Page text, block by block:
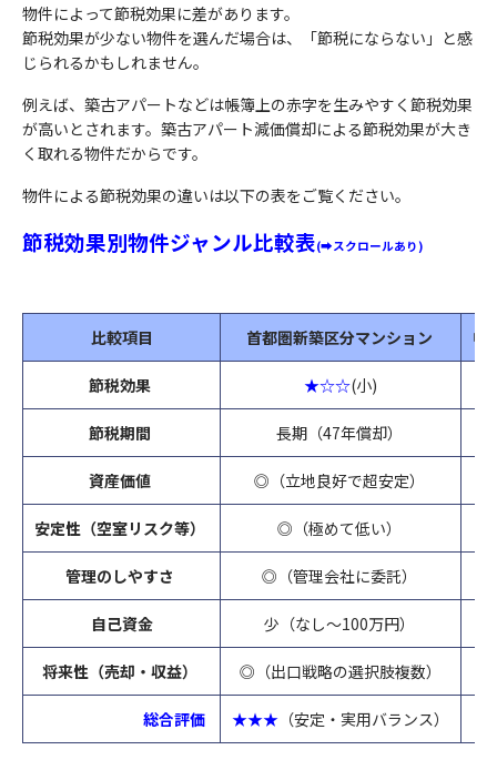
物件によって節税効果に差があります。
節税効果が少ない物件を選んだ場合は、「節税にならない」と感
じられるかもしれません。
例えば、築古アパートなどは帳簿上の赤字を生みやすく節税効果
が高いとされます。築古アパート減価償却による節税効果が大き
く取れる物件だからです。
物件による節税効果の違いは以下の表をご覧ください。
節税効果別物件ジャンル比較表(➡スクロールあり)
比較項目 首都圏新築区分マンション 中
節税効果 ★☆☆(小)
節税期間 長期（47年償却）
資産価値 ◎（立地良好で超安定）
安定性（空室リスク等） ◎（極めて低い）
管理のしやすさ ◎（管理会社に委託）
自己資金 少（なし〜100万円）
将来性（売却・収益） ◎（出口戦略の選択肢複数）
総合評価 ★★★ （安定・実用バランス）